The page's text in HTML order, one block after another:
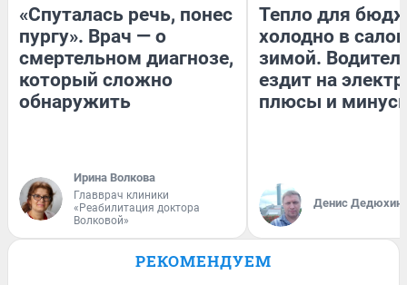
«Спуталась речь, понес
пургу». Врач — о
смертельном диагнозе,
который сложно
обнаружить
Ирина Волкова
Главврач клиники
«Реабилитация доктора
Волковой»
Тепло для
холодно в
зимой.
ездит на
плюсы и
Денис Дедюхин
РЕКОМЕНДУЕМ